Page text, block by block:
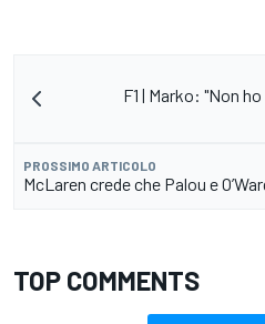
F1 | Marko: "Non
PROSSIMO ARTICOLO
McLaren crede che Palou e
TOP COMMENTS